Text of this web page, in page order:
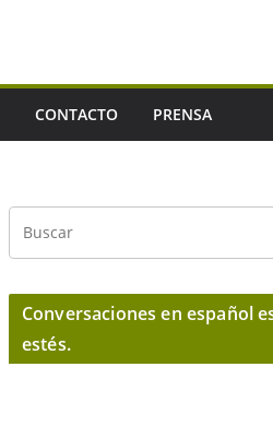
CONTACTO PRENSA
Conversaciones en español
estés.